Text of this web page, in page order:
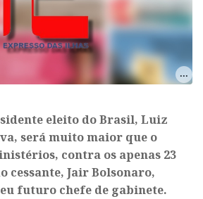
eleito do Brasil, Luiz
será muito maior que o
contra os apenas 23
cessante, Jair Bolsonaro,
futuro chefe de gabinete.